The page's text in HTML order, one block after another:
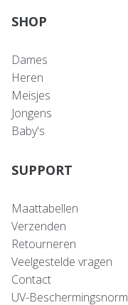
SHOP
Dames
Heren
Meisjes
Jongens
Baby's
SUPPORT
Maattabellen
Verzenden
Retourneren
Veelgestelde vragen
Contact
UV-Beschermingsnorm